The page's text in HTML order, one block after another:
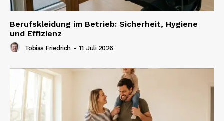
Berufskleidung im Betrieb: Sicherheit, Hygiene
und Effizienz
Tobias Friedrich - 11. Juli 2026